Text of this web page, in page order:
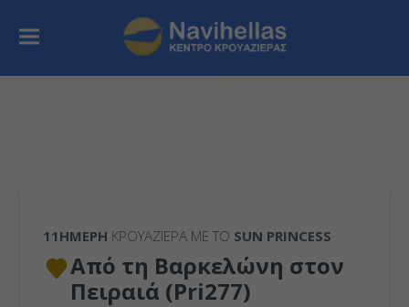
11ΉΜΕΡΗ ΚΡΟΥΑΖΙΕΡΑ ΜΕ ΤΟ SUN PRINCESS
Από τη Βαρκελώνη στον
Πειραιά (Pri277)